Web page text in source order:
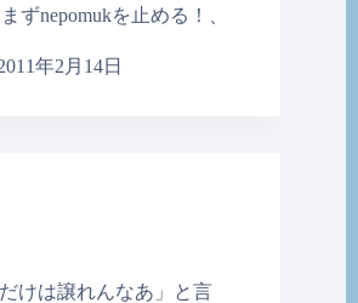
ずnepomukを止める！、
年2月14日
けは譲れんなあ」と言